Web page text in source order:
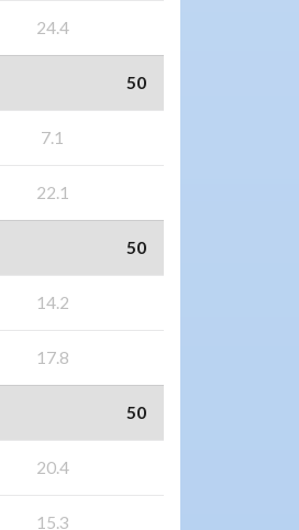
24.4
50
7.1
22.1
50
14.2
17.8
50
20.4
15.3